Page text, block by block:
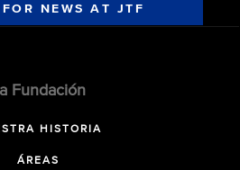
NEWS AT JTF
Fundación
HISTORIA
ÁREAS